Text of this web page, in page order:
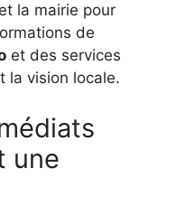
la mairie pour
de
et des services
la vision locale.
une